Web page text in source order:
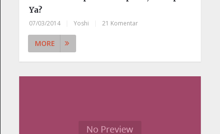
Ya?
07/03/2014 Yoshi 21 Komentar
MORE